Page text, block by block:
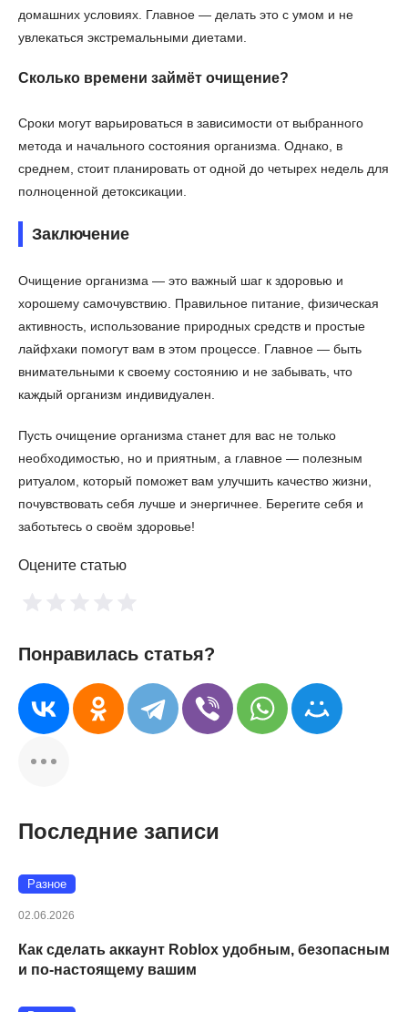
домашних условиях. Главное — делать это с умом и не
увлекаться экстремальными диетами.
Сколько времени займёт очищение?
Сроки могут варьироваться в зависимости от выбранного
метода и начального состояния организма. Однако, в
среднем, стоит планировать от одной до четырех недель для
полноценной детоксикации.
Заключение
Очищение организма — это важный шаг к здоровью и
хорошему самочувствию. Правильное питание, физическая
активность, использование природных средств и простые
лайфхаки помогут вам в этом процессе. Главное — быть
внимательными к своему состоянию и не забывать, что
каждый организм индивидуален.
Пусть очищение организма станет для вас не только
необходимостью, но и приятным, а главное — полезным
ритуалом, который поможет вам улучшить качество жизни,
почувствовать себя лучше и энергичнее. Берегите себя и
заботьтесь о своём здоровье!
Оцените статью
Понравилась статья?
Последние записи
Разное
02.06.2026
Как сделать аккаунт Roblox удобным, безопасным
и по-настоящему вашим